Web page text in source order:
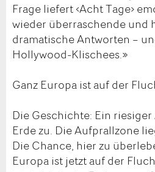
Frage liefert ‹Acht Tage›
wieder überraschende und
dramatische Antworten –
Hollywood-Klischees.»
Ganz Europa ist auf der
Die Geschichte: Ein
Erde zu. Die Aufprallzone
Die Chance, hier zu
Europa ist jetzt auf der